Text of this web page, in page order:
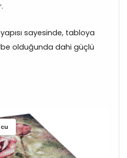
sayesinde, tabloya
olduğunda dahi güçlü